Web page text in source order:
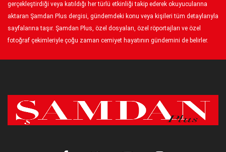
gerçekleştirdiği veya katıldığı her türlü etkinliği takip ederek okuyucularına
aktaran Şamdan Plus dergisi, gündemdeki konu veya kişileri tüm detaylarıyla
sayfalarına taşır. Şamdan Plus, özel dosyaları, özel röportajları ve özel
fotoğraf çekimleriyle çoğu zaman cemiyet hayatının gündemini de belirler.